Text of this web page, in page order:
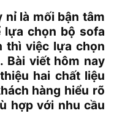
nỉ là mối bận tâm
lựa chọn bộ sofa
thì việc lựa chọn
Bài viết hôm nay
hai chất liệu
hàng hiểu rõ
hợp với nhu cầu